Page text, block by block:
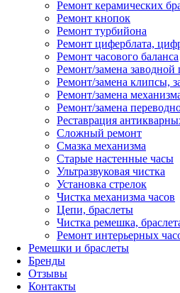
Ремонт керамических
Ремонт кнопок
Ремонт турбийона
Ремонт циферблата,
Ремонт часового баланса
Ремонт/замена заводной
Ремонт/замена клипсы,
Ремонт/замена
Ремонт/замена
Реставрация
Сложный ремонт
Смазка механизма
Старые настенные часы
Ультразвуковая чистка
Установка стрелок
Чистка механизма часов
Цепи, браслеты
Чистка ремешка,
Ремонт интерьерных
Ремешки и браслеты
Бренды
Отзывы
Контакты